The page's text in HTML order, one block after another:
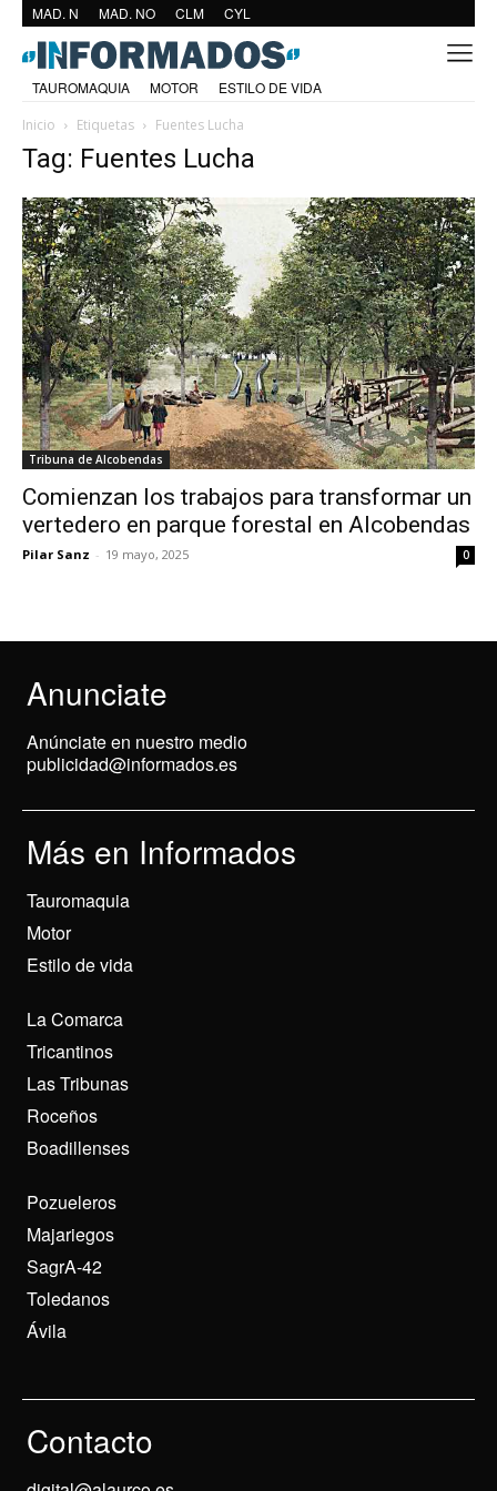
MAD. N MAD. NO CLM CYL
TAUROMAQUIA MOTOR
ESTILO DE VIDA
Inicio
Etiquetas Fuentes Lucha
Tag: Fuentes Lucha
Tribuna de Alcobendas
Comienzan los trabajos para transformar un
vertedero en parque forestal en Alcobendas
Pilar Sanz - 19 mayo, 2025 0
Anunciate
Anúnciate en nuestro medio
publicidad@informados.es
Más en Informados
Tauromaquia
Motor
Estilo de vida
La Comarca
Tricantinos
Las Tribunas
Roceños
Boadillenses
Pozueleros
Majariegos
SagrA-42
Toledanos
Ávila
Contacto